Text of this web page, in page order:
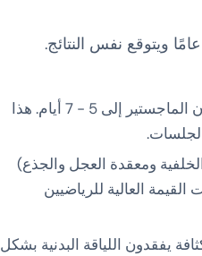
للجري البالغ من العمر 50 عامًا أن يتدرب بشكل متطابق مع شخص يبلغ من العمر 25 عامًا ويتوقع نفس النتائج.
بدلاً من العمل الجيد كل 3 - 4 أيام ، عادةً ما يحتاج المتسابقون الماجستير إلى 5 - 7 أيام. هذا
الخلفية ومعقدة العجل والجذع)
العالية للرياضيين
يفقدون اللياقة البدنية بشكل